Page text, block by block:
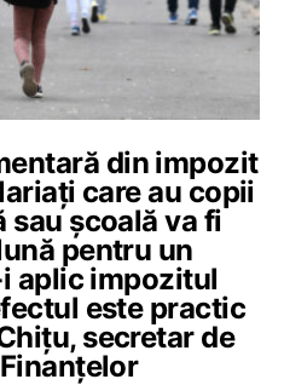
din impozit
care au copii
sau școală va fi
pentru un
aplic impozitul
este practic
secretar de